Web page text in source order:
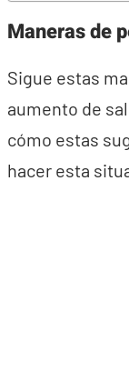
Maneras de
Sigue estas
aumento de
cómo estas
hacer esta